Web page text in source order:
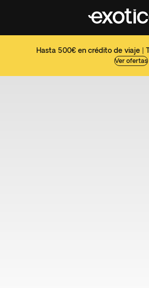
Hasta 500€ en crédito de viaje |
Ver ofertas